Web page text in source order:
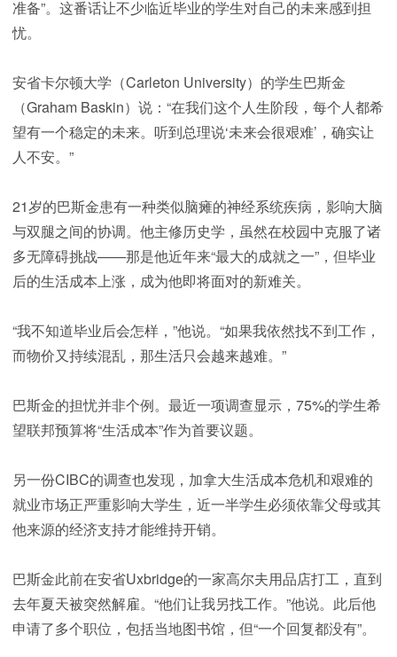
准备”。这番话让不少临近毕业的学生对自己的未来感到担
忧。
安省卡尔顿大学（Carleton University）的学生巴斯金
（Graham Baskin）说：“在我们这个人生阶段，每个人都希
望有一个稳定的未来。听到总理说‘未来会很艰难’，确实让
人不安。”
21岁的巴斯金患有一种类似脑瘫的神经系统疾病，影响大脑
与双腿之间的协调。他主修历史学，虽然在校园中克服了诸
多无障碍挑战——那是他近年来“最大的成就之一”，但毕业
后的生活成本上涨，成为他即将面对的新难关。
“我不知道毕业后会怎样，”他说。“如果我依然找不到工作，
而物价又持续混乱，那生活只会越来越难。”
巴斯金的担忧并非个例。最近一项调查显示，75%的学生希
望联邦预算将“生活成本”作为首要议题。
另一份CIBC的调查也发现，加拿大生活成本危机和艰难的
就业市场正严重影响大学生，近一半学生必须依靠父母或其
他来源的经济支持才能维持开销。
巴斯金此前在安省Uxbridge的一家高尔夫用品店打工，直到
去年夏天被突然解雇。“他们让我另找工作。”他说。此后他
申请了多个职位，包括当地图书馆，但“一个回复都没有”。